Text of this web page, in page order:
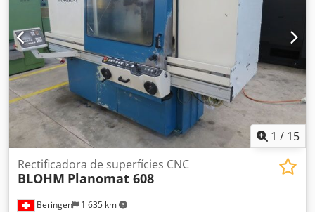
1 / 15
Beringen 1 635 km
Rectificadora de superfícies CNC
BLOHM Planomat 608